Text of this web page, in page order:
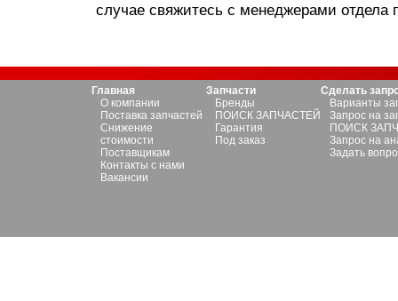
случае свяжитесь с менеджерами отдела
Главная
О компании
Поставка запчастей
Снижение
стоимости
Поставщикам
Контакты с нами
Вакансии
Запчасти
Бренды
ПОИСК ЗАПЧАСТЕЙ
Гарантия
Под заказ
Сделать
Варианты
Запрос на
ПОИСК
Запрос на
Задать